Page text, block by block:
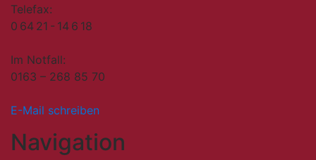
Telefax:
0 64 21 - 14 6 18
Im Notfall:
0163 – 268 85 70
E-Mail schreiben
Navigation